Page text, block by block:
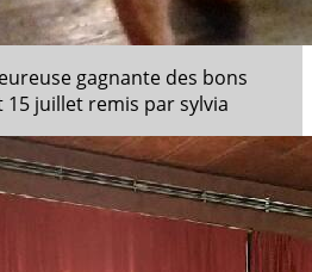
gagnante des bons
15 juillet remis par sylvia